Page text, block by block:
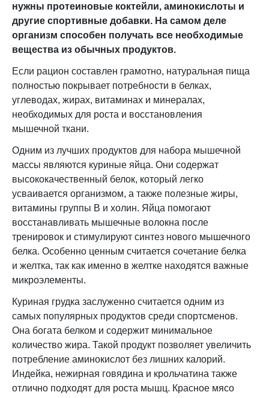
нужны протеиновые коктейли, аминокислоты и
другие спортивные добавки. На самом деле
организм способен получать все необходимые
вещества из обычных продуктов.
Если рацион составлен грамотно, натуральная пища
полностью покрывает потребности в белках,
углеводах, жирах, витаминах и минералах,
необходимых для роста и восстановления
мышечной ткани.
Одним из лучших продуктов для набора мышечной
массы являются куриные яйца. Они содержат
высококачественный белок, который легко
усваивается организмом, а также полезные жиры,
витамины группы B и холин. Яйца помогают
восстанавливать мышечные волокна после
тренировок и стимулируют синтез нового мышечного
белка. Особенно ценным считается сочетание белка
и желтка, так как именно в желтке находятся важные
микроэлементы.
Куриная грудка заслуженно считается одним из
самых популярных продуктов среди спортсменов.
Она богата белком и содержит минимальное
количество жира. Такой продукт позволяет увеличить
потребление аминокислот без лишних калорий.
Индейка, нежирная говядина и крольчатина также
отлично подходят для роста мышц. Красное мясо